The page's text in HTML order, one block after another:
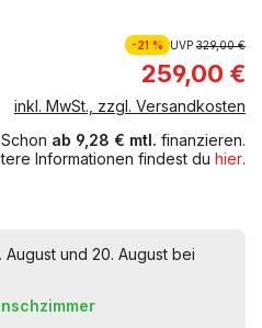
-21 % UVP329,00 €
259,00 €
inkl. MwSt., zzgl. Versandkosten
Schon ab 9,28 € mtl. finanzieren.
Informationen findest du hier.
und 20. August bei